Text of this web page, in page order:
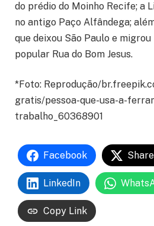
do prédio do Moinho Recife; a
no antigo Paço Alfândega;
que deixou São Paulo e
popular Rua do Bom Jesus.
*Foto: Reprodução/
gratis/pessoa-que-usa-a-
trabalho_60368901
Facebook
LinkedIn
Copy Link